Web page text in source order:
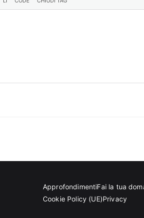
ApprofondimentiFai la tua
Cookie Policy (UE)Privacy